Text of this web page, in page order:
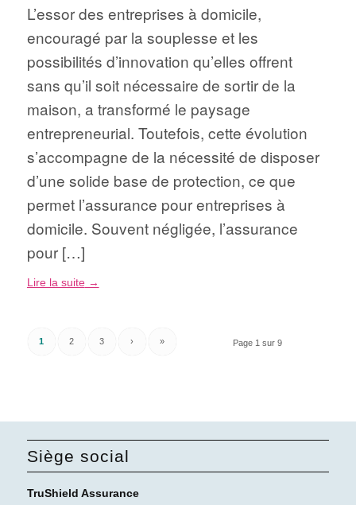
L’essor des entreprises à domicile,
encouragé par la souplesse et les
possibilités d’innovation qu’elles offrent
sans qu’il soit nécessaire de sortir de la
maison, a transformé le paysage
entrepreneurial. Toutefois, cette évolution
s’accompagne de la nécessité de disposer
d’une solide base de protection, ce que
permet l’assurance pour entreprises à
domicile. Souvent négligée, l’assurance
pour […]
Lire la suite→
Page 1 sur 9
1 2 3 › »
Siège social
TruShield Assurance